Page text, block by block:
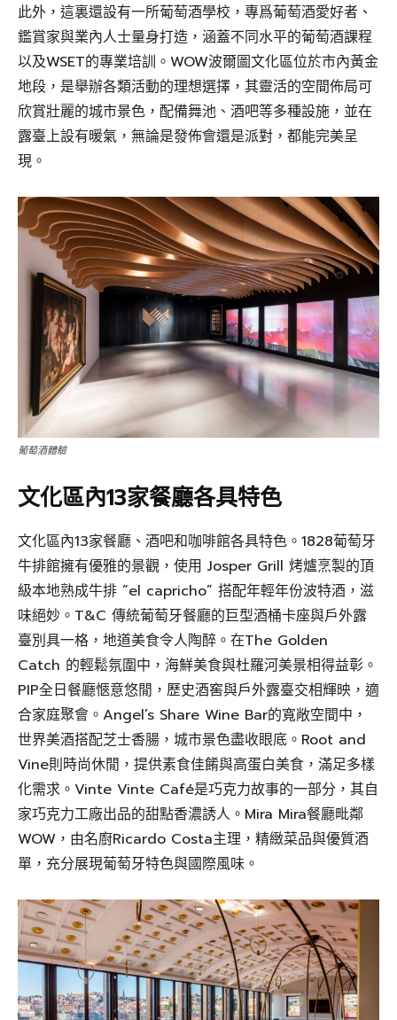
此外，這裏還設有一所葡萄酒學校，專爲葡萄酒愛好者、
鑑賞家與業內人士量身打造，涵蓋不同水平的葡萄酒課程
以及WSET的專業培訓。WOW波爾圖文化區位於市內黃金
地段，是舉辦各類活動的理想選擇，其靈活的空間佈局可
欣賞壯麗的城市景色，配備舞池、酒吧等多種設施，並在
露臺上設有暖氣，無論是發佈會還是派對，都能完美呈
現。
葡萄酒體驗
文化區內13家餐廳各具特色
文化區內13家餐廳、酒吧和咖啡館各具特色。1828葡萄牙
牛排館擁有優雅的景觀，使用 Josper Grill 烤爐烹製的頂
級本地熟成牛排 “el capricho” 搭配年輕年份波特酒，滋
味絕妙。T&C 傳統葡萄牙餐廳的巨型酒桶卡座與戶外露
臺別具一格，地道美食令人陶醉。在The Golden
Catch 的輕鬆氛圍中，海鮮美食與杜羅河美景相得益彰。
PIP全日餐廳愜意悠閒，歷史酒窖與戶外露臺交相輝映，適
合家庭聚會。Angel’s Share Wine Bar的寬敞空間中，
世界美酒搭配芝士香腸，城市景色盡收眼底。Root and
Vine則時尚休閒，提供素食佳餚與高蛋白美食，滿足多樣
化需求。Vinte Vinte Café是巧克力故事的一部分，其自
家巧克力工廠出品的甜點香濃誘人。Mira Mira餐廳毗鄰
WOW，由名廚Ricardo Costa主理，精緻菜品與優質酒
單，充分展現葡萄牙特色與國際風味。